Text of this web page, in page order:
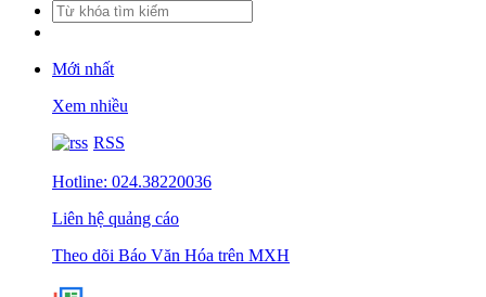
Mới nhất
Xem nhiều
RSS
Hotline: 024.38220036
Liên hệ quảng cáo
Theo dõi Báo Văn Hóa trên MXH